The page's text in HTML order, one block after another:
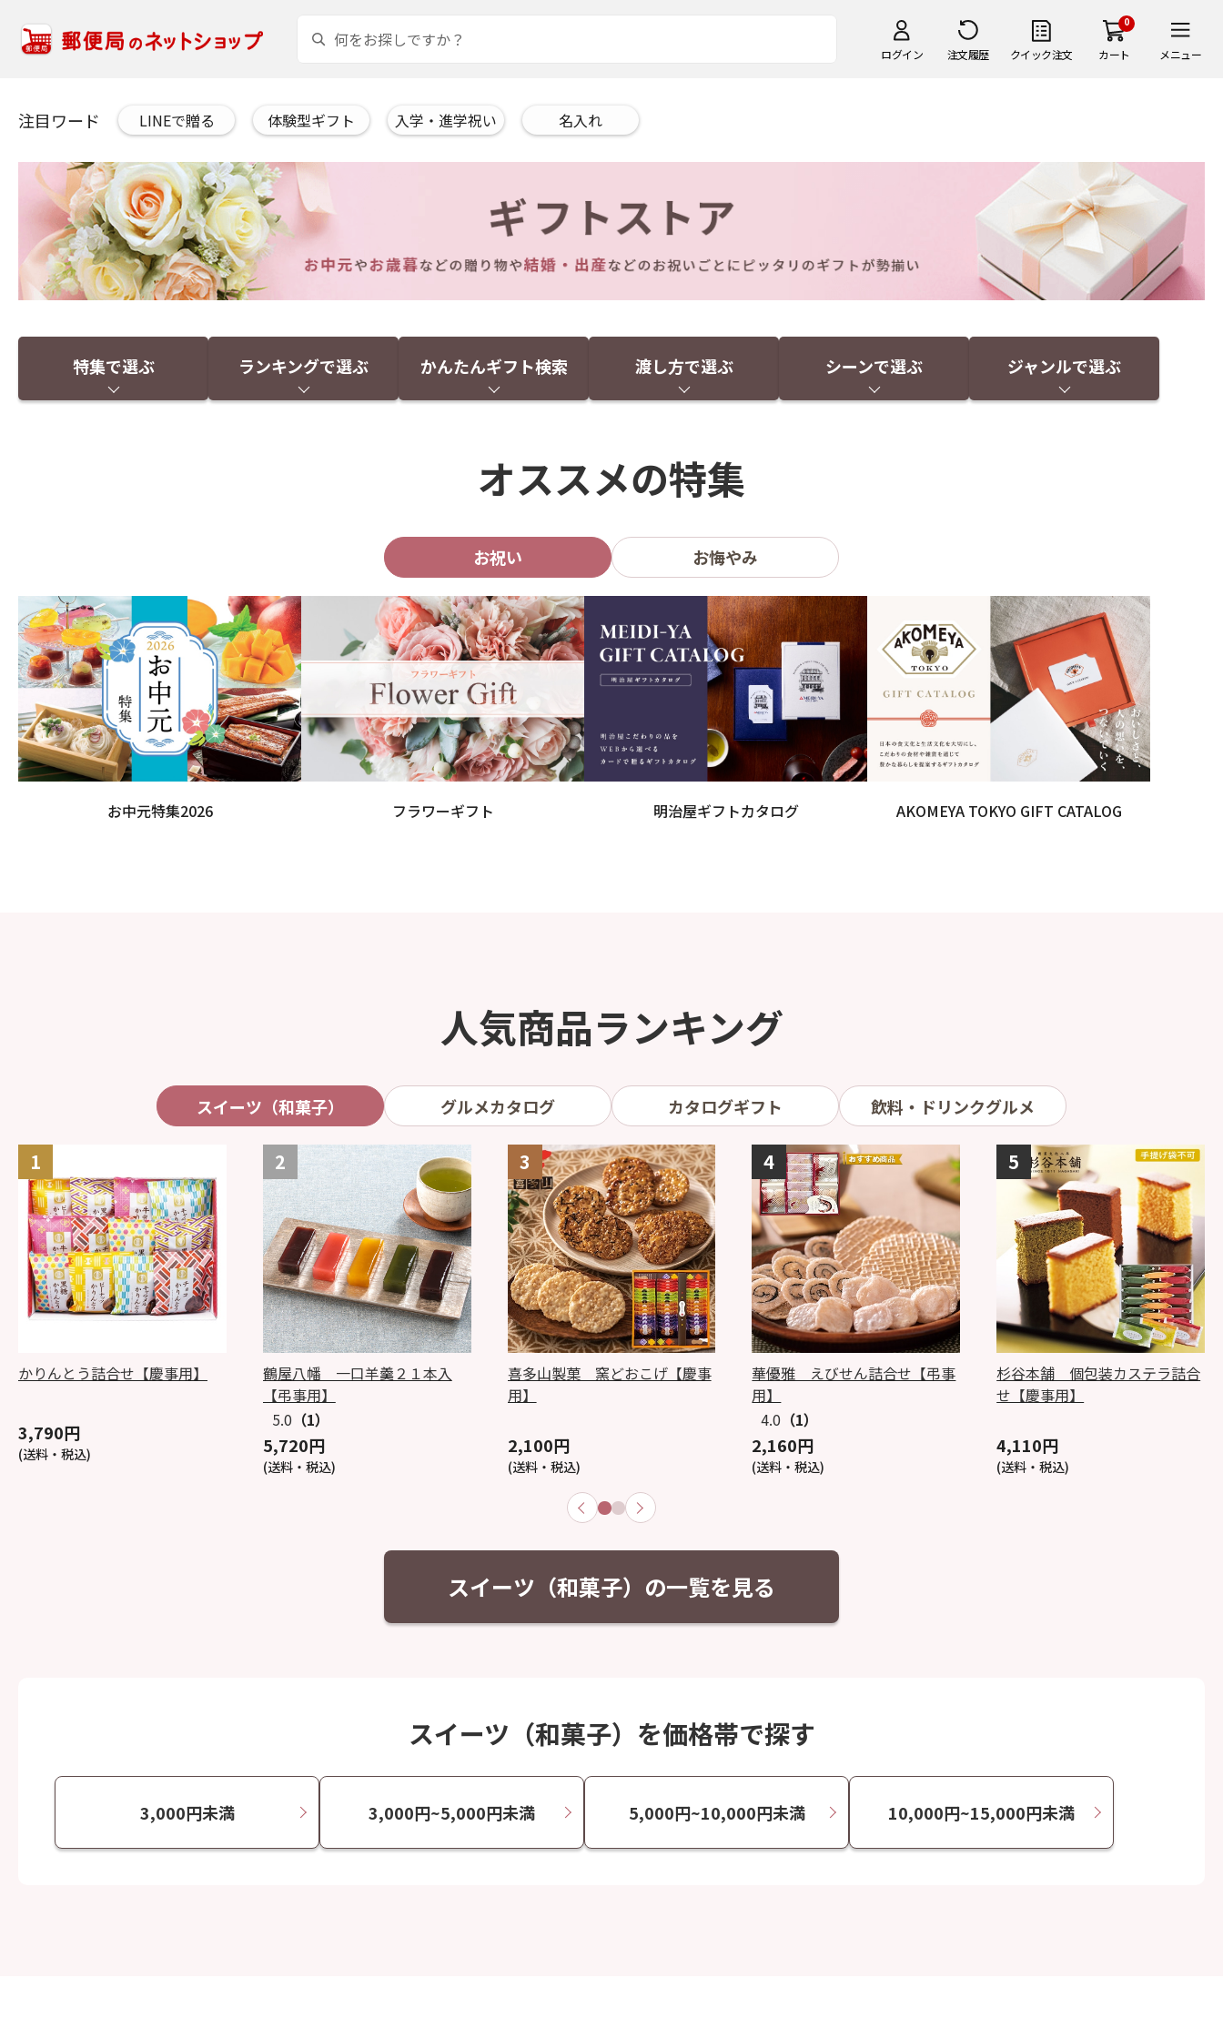
ログイン 注文履歴 クイック注文
0
カート メニュー
注目ワード LINEで贈る 体験型ギフト 入学・進学祝い 名入れ
特集で選ぶ ランキングで選ぶ かんたんギフト検索 渡し方で選ぶ シーンで選ぶ ジャンルで選ぶ
オススメの特集
お祝い お悔やみ
お中元特集2026 フラワーギフト 明治屋ギフトカタログ AKOMEYA TOKYO GIFT CATALOG
人気商品ランキング
スイーツ（和菓子） グルメカタログ カタログギフト 飲料・ドリンクグルメ
かりんとう詰合せ【慶事用】
3,790円
(送料・税込)
鶴屋八幡 一口羊羹２１本入
【弔事用】
5.0 （1）
5,720円
(送料・税込)
喜多山製菓 窯どおこげ【慶事
用】
2,100円
(送料・税込)
華優雅 えびせん詰合せ【弔事
用】
4.0 （1）
2,160円
(送料・税込)
杉谷本舗 個包装カステラ詰合
せ【慶事用】
4,110円
(送料・税込)
スイーツ（和菓子）の一覧を見る
スイーツ（和菓子）を価格帯で探す
3,000円未満 3,000円~5,000円未満 5,000円~10,000円未満 10,000円~15,000円未満